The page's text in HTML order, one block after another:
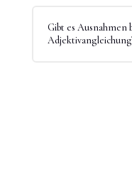
Gibt es Ausnahmen